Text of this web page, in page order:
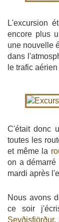
L'excursion
encore plus
une nouvelle
dans
le trafic
C'était donc
toutes les
et même la
on a
mardi après
Nous avons
ce soir
Seyðisfjörður,